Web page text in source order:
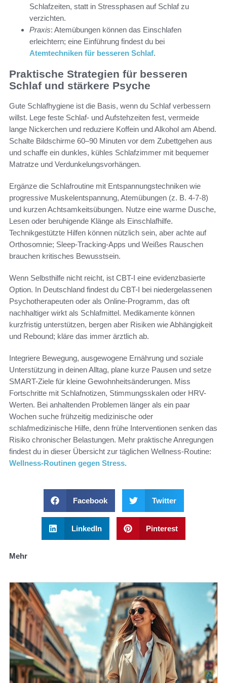
Schlafzeiten, statt in Stressphasen auf Schlaf zu
verzichten.
Praxis: Atemübungen können das Einschlafen
erleichtern; eine Einführung findest du bei
Atemtechniken für besseren Schlaf.
Praktische Strategien für besseren
Schlaf und stärkere Psyche
Gute Schlafhygiene ist die Basis, wenn du Schlaf verbessern
willst. Lege feste Schlaf- und Aufstehzeiten fest, vermeide
lange Nickerchen und reduziere Koffein und Alkohol am Abend.
Schalte Bildschirme 60–90 Minuten vor dem Zubettgehen aus
und schaffe ein dunkles, kühles Schlafzimmer mit bequemer
Matratze und Verdunkelungsvorhängen.
Ergänze die Schlafroutine mit Entspannungstechniken wie
progressive Muskelentspannung, Atemübungen (z. B. 4-7-8)
und kurzen Achtsamkeitsübungen. Nutze eine warme Dusche,
Lesen oder beruhigende Klänge als Einschlafhilfe.
Technikgestützte Hilfen können nützlich sein, aber achte auf
Orthosomnie; Sleep-Tracking-Apps und Weißes Rauschen
brauchen kritisches Bewusstsein.
Wenn Selbsthilfe nicht reicht, ist CBT-I eine evidenzbasierte
Option. In Deutschland findest du CBT-I bei niedergelassenen
Psychotherapeuten oder als Online-Programm, das oft
nachhaltiger wirkt als Schlafmittel. Medikamente können
kurzfristig unterstützen, bergen aber Risiken wie Abhängigkeit
und Rebound; kläre das immer ärztlich ab.
Integriere Bewegung, ausgewogene Ernährung und soziale
Unterstützung in deinen Alltag, plane kurze Pausen und setze
SMART-Ziele für kleine Gewohnheitsänderungen. Miss
Fortschritte mit Schlafnotizen, Stimmungsskalen oder HRV-
Werten. Bei anhaltenden Problemen länger als ein paar
Wochen suche frühzeitig medizinische oder
schlafmedizinische Hilfe, denn frühe Interventionen senken das
Risiko chronischer Belastungen. Mehr praktische Anregungen
findest du in dieser Übersicht zur täglichen Wellness-Routine:
Wellness-Routinen gegen Stress.
Facebook Twitter
LinkedIn Pinterest
Mehr